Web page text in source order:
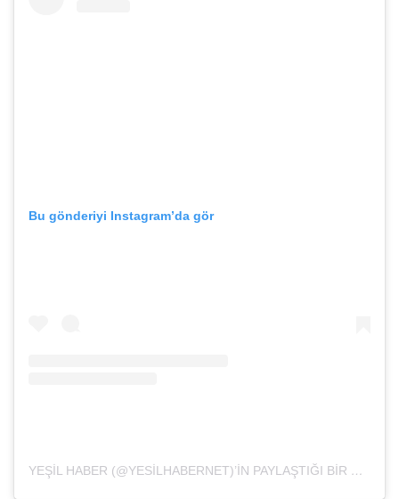
Bu gönderiyi Instagram’da gör
YEŞIL HABER (@YESILHABERNET)’IN PAYLAŞTIĞI BIR GÖNDERI